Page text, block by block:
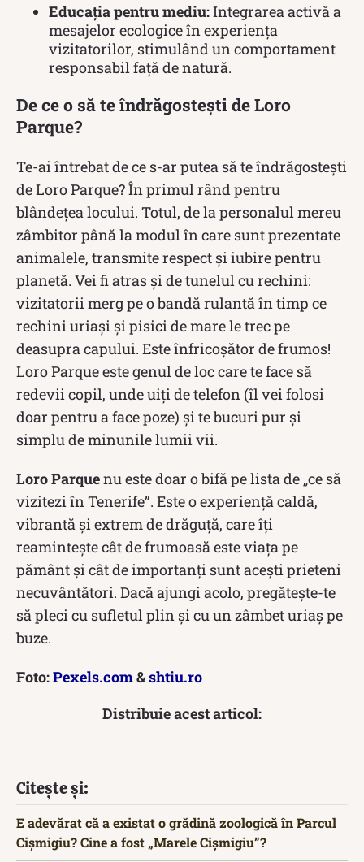
Educația pentru mediu:Integrarea activă a
mesajelor ecologice în experiența
vizitatorilor, stimulând un comportament
responsabil față de natură.
De ce o să te îndrăgostești de Loro
Parque?
Te-ai întrebat de ce s-ar putea să te îndrăgostești
de Loro Parque? În primul rând pentru
blândețea locului. Totul, de la personalul mereu
zâmbitor până la modul în care sunt prezentate
animalele, transmite respect și iubire pentru
planetă. Vei fi atras și de tunelul cu rechini:
vizitatorii merg pe o bandă rulantă în timp ce
rechini uriași și pisici de mare le trec pe
deasupra capului. Este înfricoșător de frumos!
Loro Parque este genul de loc care te face să
redevii copil, unde uiți de telefon (îl vei folosi
doar pentru a face poze) și te bucuri pur și
simplu de minunile lumii vii.
Loro Parquenu este doar o bifă pe lista de „ce să
vizitezi în Tenerife”. Este o experiență caldă,
vibrantă și extrem de drăguță, care îți
reamintește cât de frumoasă este viața pe
pământ și cât de importanți sunt acești prieteni
necuvântători. Dacă ajungi acolo, pregătește-te
să pleci cu sufletul plin și cu un zâmbet uriaș pe
buze.
Foto:Pexels.com&shtiu.ro
Distribuie acest articol:
Citește și:
E adevărat că a existat o grădină zoologică în Parcul
Cișmigiu? Cine a fost „Marele Cișmigiu”?